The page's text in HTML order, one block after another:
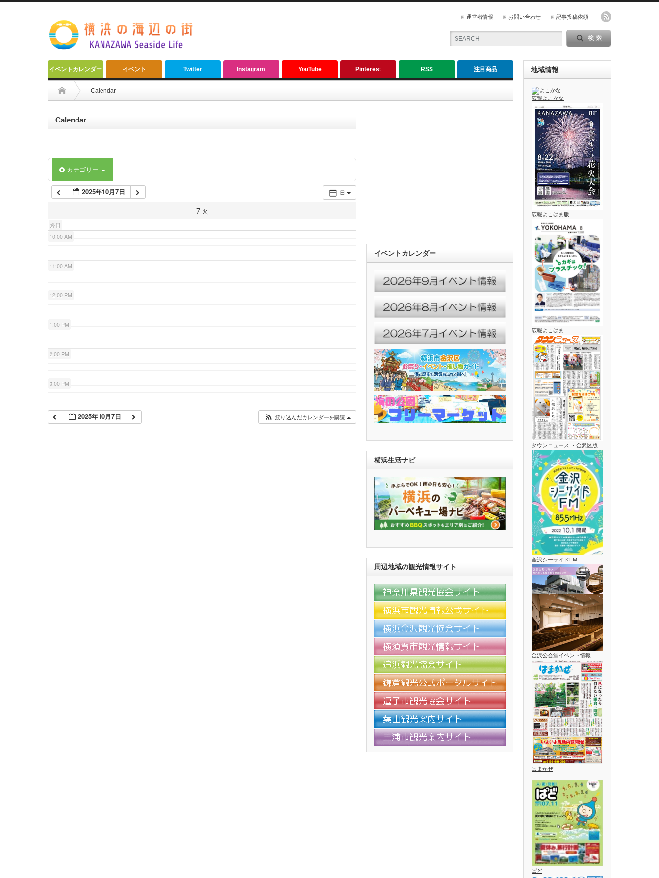
運営者情報 お問い合わせ 記事投稿依頼
イベントカレンダー イベント Twitter Instagram YouTube Pinterest RSS 注目商品
Calendar
Calendar
カテゴリー
日
2025年10月7日
7 火
終日
3:00 AM
4:00 AM
5:00 AM
6:00 AM
10:00 AM
11:00 AM
12:00 PM
1:00 PM
2:00 PM
3:00 PM
4:00 PM 2025年10月7日 絞り込んだカレンダーを購読
イベントカレンダー
横浜生活ナビ
周辺地域の観光情報サイト
地域情報
広報よこかな
広報よこはま版
広報よこはま
タウンニュース ・金沢区版
金沢シーサイドFM
金沢公会堂イベント情報
はまかぜ
ぱど